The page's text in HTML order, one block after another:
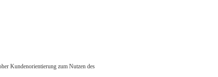
Kundenorientierung zum Nutzen des